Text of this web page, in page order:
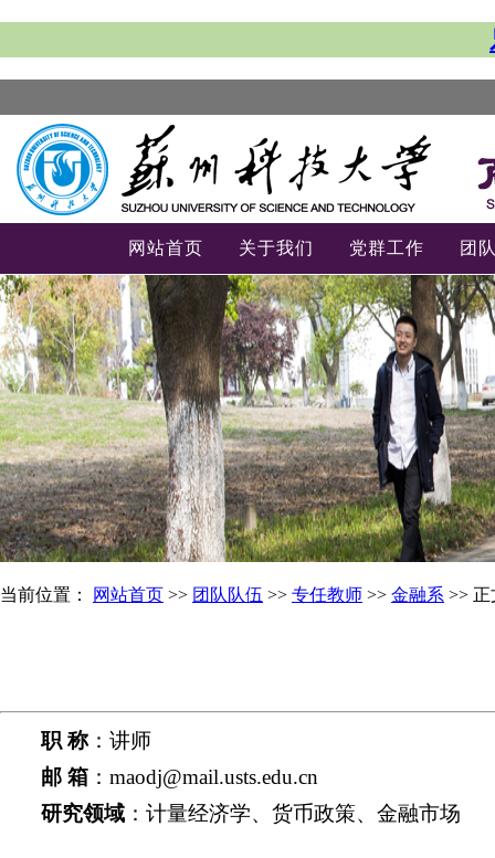
网站首页 关于我们 党群工作 团
-->
当前位置： 网站首页 >> 团队队伍 >> 专任教师 >> 金融系 >> 正
职 称：讲师
邮 箱 ：maodj@mail.usts.edu.cn
研究领域 ：计量经济学、货币政策、金融市场